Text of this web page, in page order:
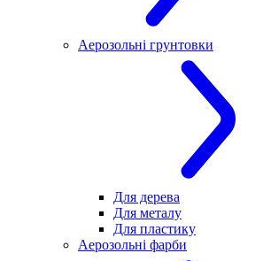
Аерозольні грунтовки
Для дерева
Для металу
Для пластику
Аерозольні фарби